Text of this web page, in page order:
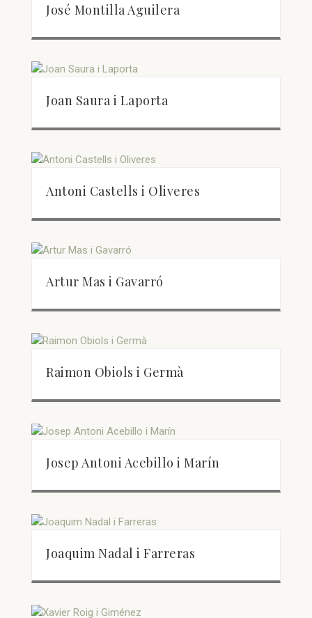
José Montilla Aguilera
Joan Saura i Laporta
Antoni Castells i Oliveres
Artur Mas i Gavarró
Raimon Obiols i Germà
Josep Antoni Acebillo i Marín
Joaquim Nadal i Farreras